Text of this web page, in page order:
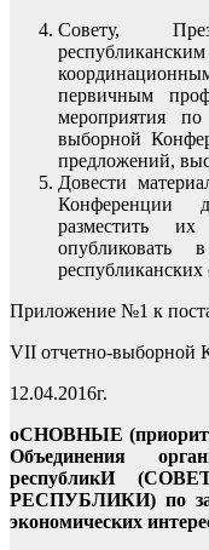
Совету,
первичным
мероприятия
выборной
предложений,
Довести
Конференции
разместить
опубликовать
Приложение №1 к
VII отчетно-
12.04.2016г.
оСНОВНЫЕ
Объединения
республикИ
РЕСПУБЛИКИ) по
экономических